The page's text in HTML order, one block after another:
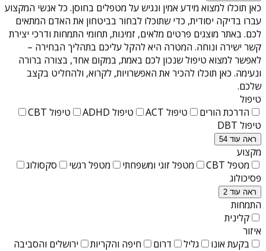
כאן תוכלו למצוא מידע אמין ונגיש על מטפלים בחוסן. כל אנשי המקצוע
עברו בדיקה יסודית, כדי שתוכלו לבחור בביטחון את האדם המתאים
לכם. באתר מוצגים פרטים מלאים, זמינות, תחומי התמחות ודרכי יצירת
קשר ישירה ונוחה. המטרה היא להקל עליכם בתהליך הבחירה –
לאפשר למצוא טיפול שנכון לכם באמת, במקום אחד, בצורה ברורה
ונעימה. כאן תוכלו להכיר את האפשרויות, לקרוא, ולהחליט בקצב
שלכם.
טיפול
הדרכת הורים
טיפול ACT טיפול ADHD
טיפול CBT
טיפול DBT
ראה עוד 54
מקצוע
מטפל CBT
מטפל זוגי ומשפחתי מטפל רגשי
סקסולוג
פסיכולוג
ראה עוד 2
התמחות
קלינית
איזור
בקעת אונו
גליל דרום חיפה והקריות ירושלים והסביבה